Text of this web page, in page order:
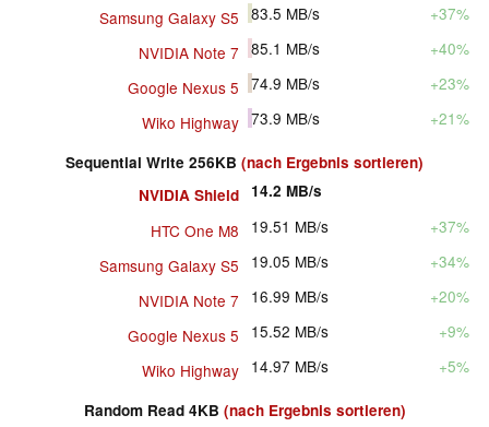
Samsung Galaxy S5 83.5 MB/s
+37%
NVIDIA Note 7 85.1 MB/s
+40%
Google Nexus 5 74.9 MB/s
+23%
Wiko Highway 73.9 MB/s +21%
Sequential Write 256KB (nach Ergebnis sortieren)
NVIDIA Shield
14.2 MB/s
HTC One M8 19.51 MB/s
+37%
Samsung Galaxy S5
19.05 MB/s
+34%
NVIDIA Note 7
16.99 MB/s
+20%
Google Nexus 5
15.52 MB/s
+9%
Wiko Highway 14.97 MB/s +5%
Random Read 4KB (nach Ergebnis sortieren)